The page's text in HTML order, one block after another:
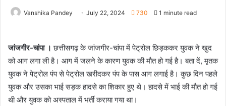
Vanshika Pandey July 22, 2024 730 1 minute read
जांजगीर-चांपा । छत्तीसगढ़ के जांजगीर-चांपा में पेट्रोल छिड़ककर युवक ने खुद
को आग लगा ली है। आग में जलने के कारण युवक की मौत हो गई है। बता दें, मृतक
युवक ने पेट्रोल पंप से पेट्रोल खरीदकर पंप के पास आग लगाई है। कुछ दिन पहले
युवक और उसका भाई सड़क हादसे का शिकार हुए थे। हादसे में भाई की मौत हो गई
थी और युवक को अस्पताल में भर्ती कराया गया था।